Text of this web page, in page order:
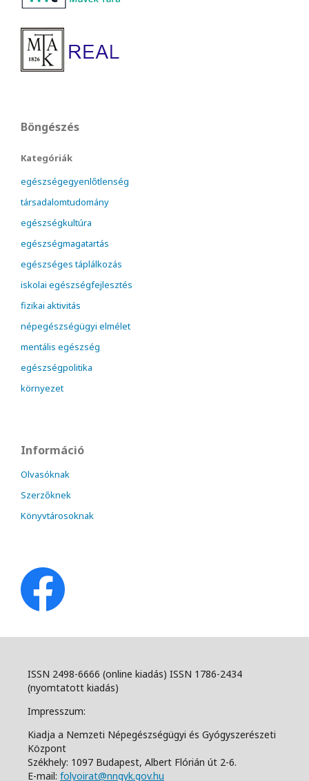
Böngészés
Kategóriák
egészségegyenlőtlenség
társadalomtudomány
egészségkultúra
egészségmagatartás
egészséges táplálkozás
iskolai egészségfejlesztés
fizikai aktivitás
népegészségügyi elmélet
mentális egészség
egészségpolitika
környezet
Információ
Olvasóknak
Szerzőknek
Könyvtárosoknak
ISSN 2498-6666 (online kiadás) ISSN 1786-2434
(nyomtatott kiadás)
Impresszum:
Kiadja a Nemzeti Népegészségügyi és Gyógyszerészeti
Központ
Székhely: 1097 Budapest, Albert Flórián út 2-6.
E-mail: folyoirat@nngyk.gov.hu